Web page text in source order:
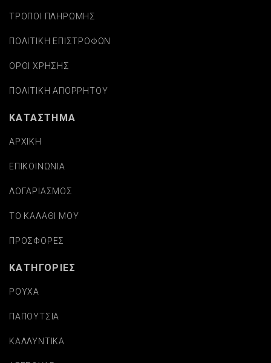
ΤΡΟΠΟΙ ΠΛΗΡΩΜΗΣ
ΠΟΛΙΤΙΚΗ ΕΠΙΣΤΡΟΦΩΝ
ΟΡΟΙ ΧΡΗΣΗΣ
ΠΟΛΙΤΙΚΗ ΑΠΟΡΡΗΤΟΥ
ΚΑΤΑΣΤΗΜΑ
ΑΡΧΙΚΗ
ΕΠΙΚΟΙΝΩΝΙΑ
ΛΟΓΑΡΙΑΣΜΟΣ
ΤΟ ΚΑΛΑΘΙ ΜΟΥ
ΠΡΟΣΦΟΡΕΣ
ΚΑΤΗΓΟΡΙΕΣ
ΡΟΥΧΑ
ΠΑΠΟΥΤΣΙΑ
ΚΑΛΛΥΝΤΙΚΑ